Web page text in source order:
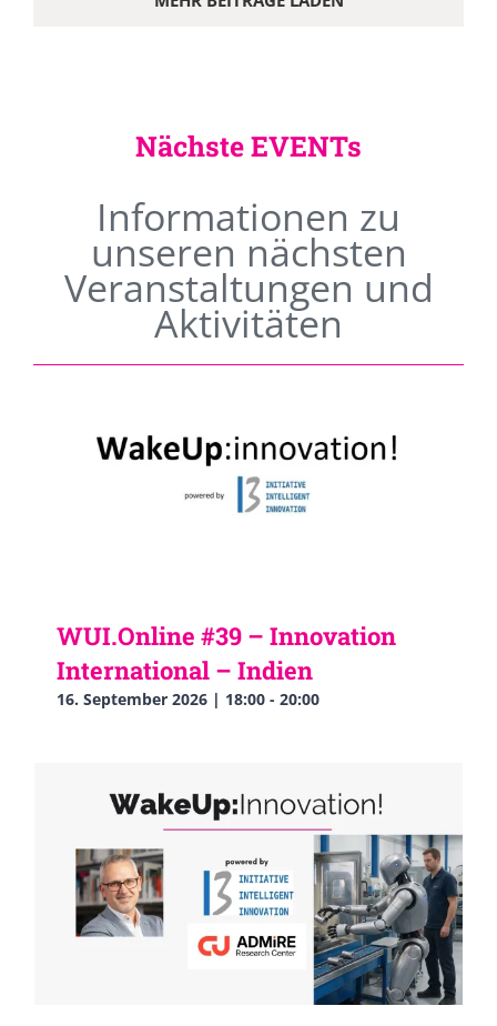
Nächste EVENTs
Informationen zu
unseren nächsten
Veranstaltungen und
Aktivitäten
WUI.Online #39 – Innovation
International – Indien
16. September 2026 | 18:00 - 20:00